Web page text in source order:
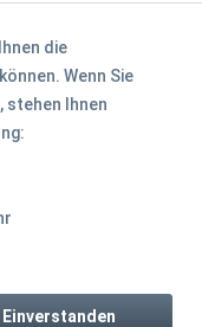
pack x
die
Wenn Sie
Ihnen
Einverstanden